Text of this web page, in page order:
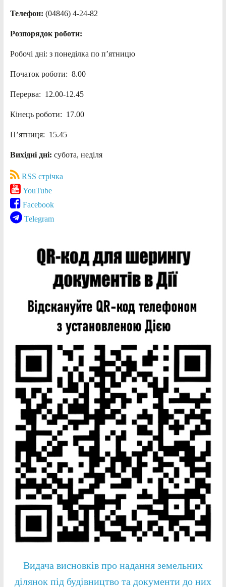
Телефон: (04846) 4-24-82
Розпорядок роботи:
Робочі дні: з понеділка по п’ятницю
Початок роботи: 8.00
Перерва: 12.00-12.45
Кінець роботи: 17.00
П’ятниця: 15.45
Вихідні дні: субота, неділя
RSS стрічка
YouTube
Facebook
Telegram
Видача висновків про надання земельних
ділянок під будівництво та документи до них